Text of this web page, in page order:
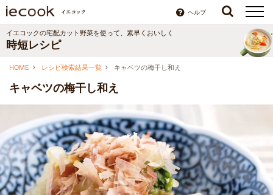
ヘルプ
イエコックの宅配カット野菜を使って、素早くおいしく
時短レシピ
HOME レシピ検索結果一覧 キャベツの梅干し和え
キャベツの梅干し和え